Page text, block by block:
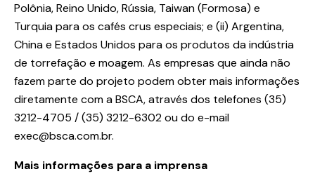
Polônia, Reino Unido, Rússia, Taiwan (Formosa) e
Turquia para os cafés crus especiais; e (ii) Argentina,
China e Estados Unidos para os produtos da indústria
de torrefação e moagem. As empresas que ainda não
fazem parte do projeto podem obter mais informações
diretamente com a BSCA, através dos telefones (35)
3212-4705 / (35) 3212-6302 ou do e-mail
exec@bsca.com.br.
Mais informações para a imprensa